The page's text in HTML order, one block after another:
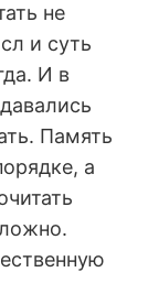
не
и суть
И в
Память
а